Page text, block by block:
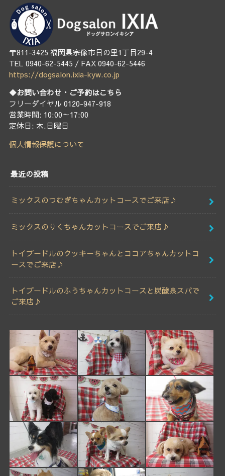
〒811-3425 福岡県宗像市日の里1丁目29-4
TEL 0940-62-5445 / FAX 0940-62-5446
https://dogsalon.ixia-kyw.co.jp
◆お問い合わせ・ご予約はこちら
フリーダイヤル 0120-947-918
営業時間: 10:00～17:00
定休日: 木.日曜日
個人情報保護について
最近の投稿
ミックスのつむぎちゃんカットコースでご来店♪
ミックスのりくちゃんカットコースでご来店♪
トイプードルのクッキーちゃんとココアちゃんカットコ
ースでご来店♪
トイプードルのふうちゃんカットコースと炭酸泉スパで
ご来店♪